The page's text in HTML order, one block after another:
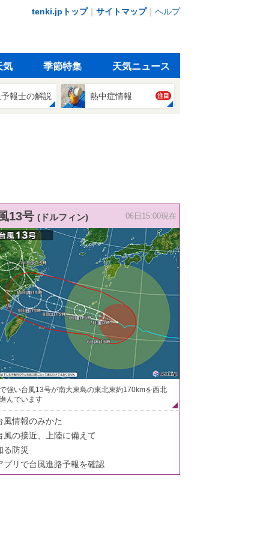
tenki.jpトップ｜ サイトマップ｜ ヘルプ
気 季節特集 天気ニュース
報士の解説 熱中症情報 注目
13号 (ドルフィン) 06日15:00現在
強い台風13号が南大東島の東北東約170kmを西北
んでいます
風情報のみかた
風の接近、上陸に備えて
る防災
プリで台風進路予報を確認